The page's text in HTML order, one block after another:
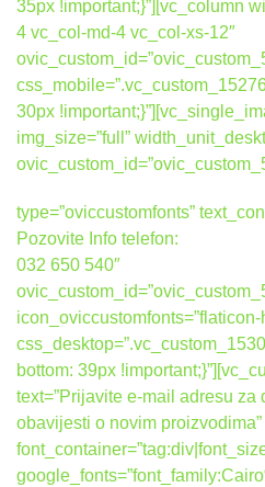
35px !important;}”][vc_column
4 vc_col-md-4 vc_col-xs-12″
30px
img_size=”full”
type=”oviccustomfonts”
Pozovite Info telefon:
032 650 540″
icon_oviccustomfonts=”flaticon-
bottom: 39px
text=”Prijavite e-mail adresu za
obavijesti o novim proizvodima”